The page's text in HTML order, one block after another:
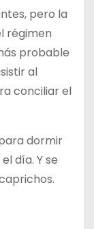
pero la
régimen
probable
al
conciliar el
dormir
día. Y se